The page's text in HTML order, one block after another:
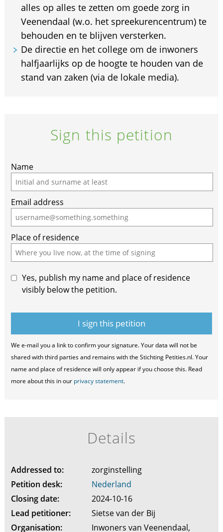
alles op alles te zetten om goede zorg in
Veenendaal (w.o. het spreekurencentrum) te
behouden en te blijven versterken.
De directie en het college om de inwoners
halfjaarlijks op de hoogte te houden van de
stand van zaken (via de lokale media).
Sign this petition
Name
Email address
Place of residence
Yes, publish my name and place of residence
visibly below the petition.
We e-mail you a link to confirm your signature. Your data will not be
shared with third parties and remains with the Stichting Petities.nl. Your
name and place of residence will only appear if you choose this. Read
more about this in our privacy statement.
Details
Addressed to:
zorginstelling
Petition desk:
Nederland
Closing date:
2024-10-16
Lead petitioner:
Sietse van der Bij
Organisation:
Inwoners van Veenendaal,